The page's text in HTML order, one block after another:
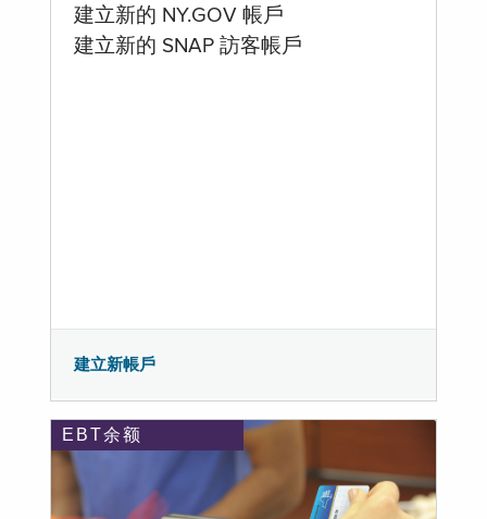
建立新的 NY.GOV 帳戶
建立新的 SNAP 訪客帳戶
建立新帳戶
EBT余额